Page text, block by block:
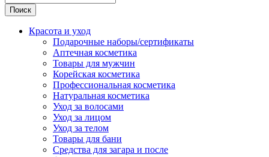
Поиск
Красота и уход
Подарочные наборы/сертификаты
Аптечная косметика
Товары для мужчин
Корейская косметика
Профессиональная косметика
Натуральная косметика
Уход за волосами
Уход за лицом
Уход за телом
Товары для бани
Средства для загара и после